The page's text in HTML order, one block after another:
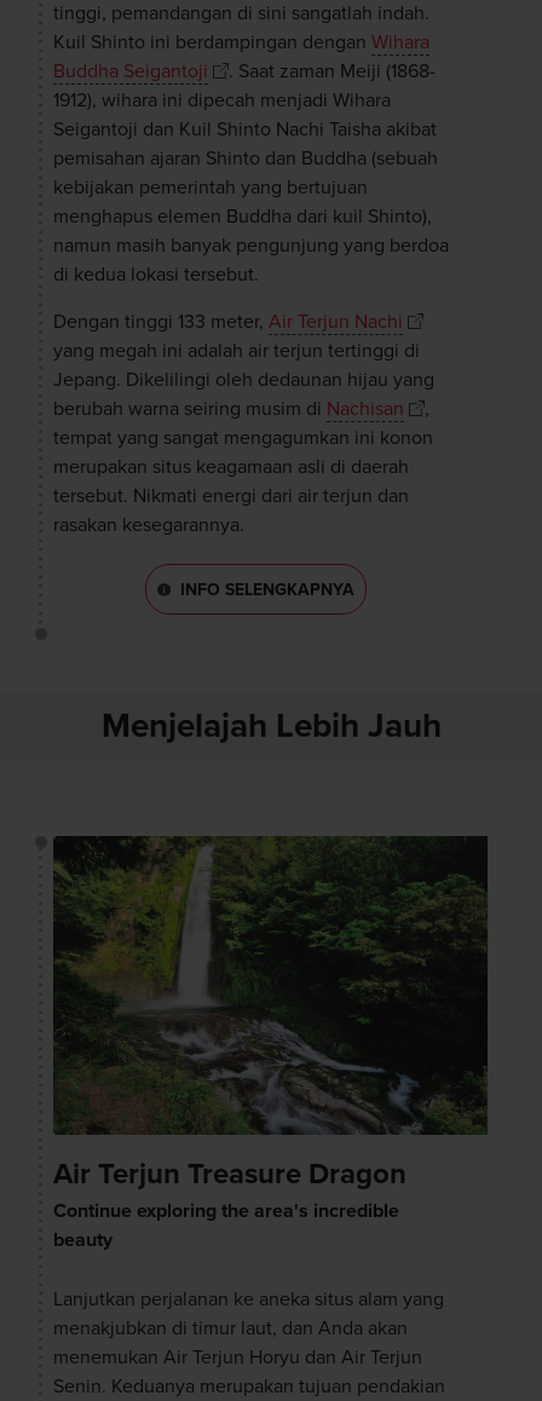
tinggi, pemandangan di sini sangatlah indah.
Kuil Shinto ini berdampingan dengan Wihara
Buddha Seigantoji
. Saat zaman Meiji (1868-
1912), wihara ini dipecah menjadi Wihara
Seigantoji dan Kuil Shinto Nachi Taisha akibat
pemisahan ajaran Shinto dan Buddha (sebuah
kebijakan pemerintah yang bertujuan
menghapus elemen Buddha dari kuil Shinto),
namun masih banyak pengunjung yang berdoa
di kedua lokasi tersebut.
Dengan tinggi 133 meter, Air Terjun Nachi
yang megah ini adalah air terjun tertinggi di
Jepang. Dikelilingi oleh dedaunan hijau yang
berubah warna seiring musim di Nachisan
,
tempat yang sangat mengagumkan ini konon
merupakan situs keagamaan asli di daerah
tersebut. Nikmati energi dari air terjun dan
rasakan kesegarannya.
INFO SELENGKAPNYA
Menjelajah Lebih Jauh
Air Terjun Treasure Dragon
Continue exploring the area's incredible
beauty
Lanjutkan perjalanan ke aneka situs alam yang
menakjubkan di timur laut, dan Anda akan
menemukan Air Terjun Horyu dan Air Terjun
Senin. Keduanya merupakan tujuan pendakian